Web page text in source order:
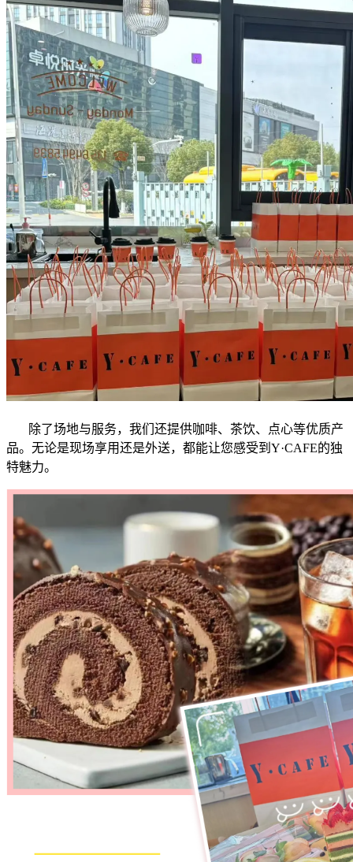
除了场地与服务，我们还提供咖啡、茶饮、点心等优质产
品。无论是现场享用还是外送，都能让您感受到Y·CAFE的独
特魅力。